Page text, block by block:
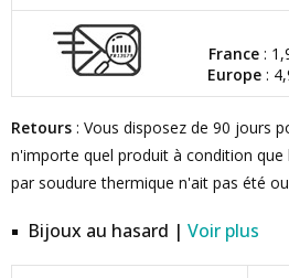
France :
Europe:
Retours : Vous disposez de 90 jours
n'importe quel produit à condition que
par soudure thermique n'ait pas été
Bijoux au hasard | Voir plus